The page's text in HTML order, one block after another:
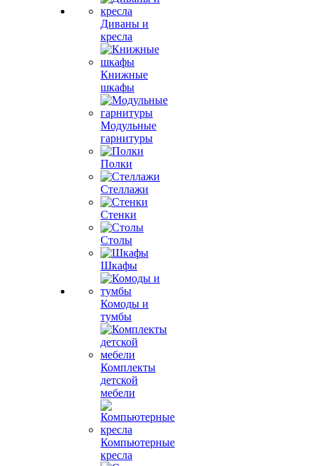
Диваны и
кресла
Книжные
шкафы
Модульные
гарнитуры
Полки
Стеллажи
Стенки
Столы
Шкафы
Комоды и
тумбы
Комплекты
детской
мебели
Компьютерные
кресла